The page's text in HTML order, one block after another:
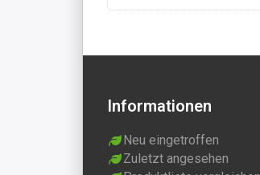
Informationen
Neu eingetroffen
Zuletzt angesehen